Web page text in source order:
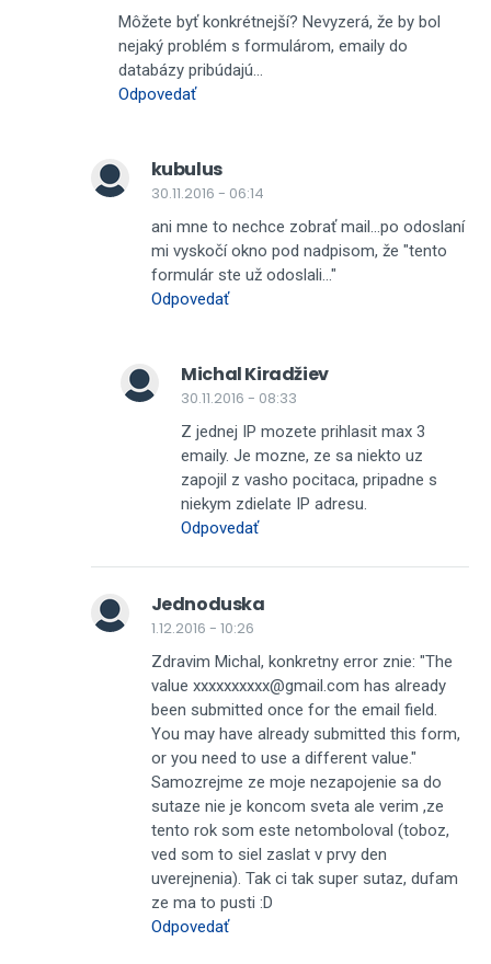
Môžete byť konkrétnejší? Nevyzerá, že by bol
nejaký problém s formulárom, emaily do
databázy pribúdajú...
Odpovedať
kubulus
30.11.2016 - 06:14
ani mne to nechce zobrať mail...po odoslaní
mi vyskočí okno pod nadpisom, že "tento
formulár ste už odoslali..."
Odpovedať
Michal Kiradžiev
30.11.2016 - 08:33
Z jednej IP mozete prihlasit max 3
emaily. Je mozne, ze sa niekto uz
zapojil z vasho pocitaca, pripadne s
niekym zdielate IP adresu.
Odpovedať
Jednoduska
1.12.2016 - 10:26
Zdravim Michal, konkretny error znie: "The
value xxxxxxxxxx@gmail.com has already
been submitted once for the email field.
You may have already submitted this form,
or you need to use a different value."
Samozrejme ze moje nezapojenie sa do
sutaze nie je koncom sveta ale verim ,ze
tento rok som este netomboloval (toboz,
ved som to siel zaslat v prvy den
uverejnenia). Tak ci tak super sutaz, dufam
ze ma to pusti :D
Odpovedať